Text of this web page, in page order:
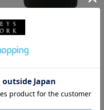
ETIAM
ETIAM＜エティアム＞ レザーバッ
¥96,800